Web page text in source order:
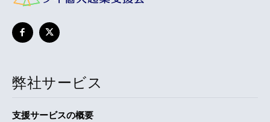
弊社サービス
支援サービスの概要